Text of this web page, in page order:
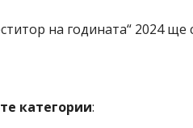
на годината“ 2024
категории: